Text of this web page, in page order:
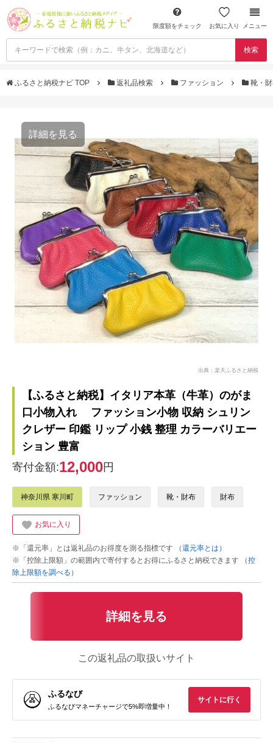
限度額をチェック お気に入り メニュー
検索
ふるさと納税ナビ TOP 返礼品検索 ファッション 靴・
詳細を見る
出典：楽天ふるさと納税
【ふるさと納税】イタリア本革（牛革）のがま
口小物入れ ファッション小物 収納 シュリン
クレザー 印鑑 リップ 小銭 整理 カラーバリエー
ション 豊富
寄付金額:12,000円
神奈川県 寒川町 ファッション 靴・財布 財布
お気に入り
※「還元率」とは返礼品のお得度を測る指標です
（還元率とは）
※「控除上限額」の範囲内で寄付するとお得にふるさと納税できます
（控
除上限額を調べる）
詳細を見る
この返礼品の取扱いサイト
ふるなび
ふるなびマネーチャージで5%即増量中！
サイトに行く